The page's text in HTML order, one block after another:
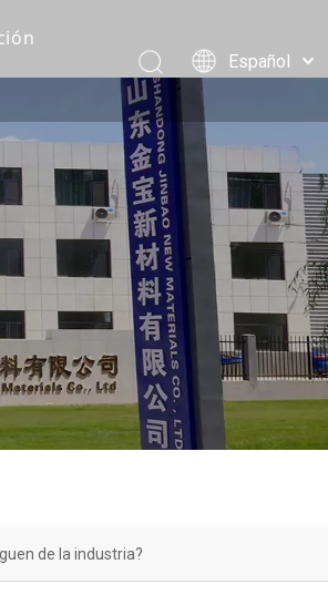
de clientes
y carga
Español
Português
简体中文
English
de la industria?